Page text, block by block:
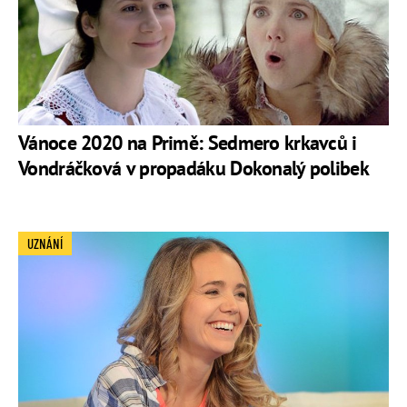
Vánoce 2020 na Primě: Sedmero krkavců i
Vondráčková v propadáku Dokonalý polibek
UZNÁNÍ